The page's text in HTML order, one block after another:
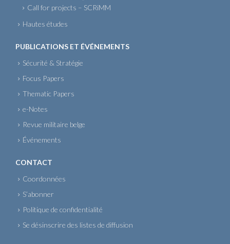
Call for projects – SCRiMM
Hautes études
PUBLICATIONS ET ÉVÉNEMENTS
Sécurité & Stratégie
Focus Papers
Thematic Papers
e-Notes
Revue militaire belge
Événements
CONTACT
Coordonnées
S’abonner
Politique de confidentialité
Se désinscrire des listes de diffusion